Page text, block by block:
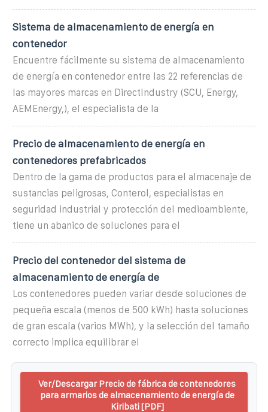
Sistema de almacenamiento de energía en
contenedor
Encuentre fácilmente su sistema de almacenamiento
de energía en contenedor entre las 22 referencias de
las mayores marcas en DirectIndustry (SCU, Energy,
AEMEnergy,), el especialista de la
Precio de almacenamiento de energía en
contenedores prefabricados
Dentro de la gama de productos para el almacenaje de
sustancias peligrosas, Conterol, especialistas en
seguridad industrial y protección del medioambiente,
tiene un abanico de soluciones para el
Precio del contenedor del sistema de
almacenamiento de energía de
Los contenedores pueden variar desde soluciones de
pequeña escala (menos de 500 kWh) hasta soluciones
de gran escala (varios MWh), y la selección del tamaño
correcto implica equilibrar el
Ver/Descargar Precio de fábrica de contenedores
para armarios de almacenamiento de energía de
Kiribati [PDF]